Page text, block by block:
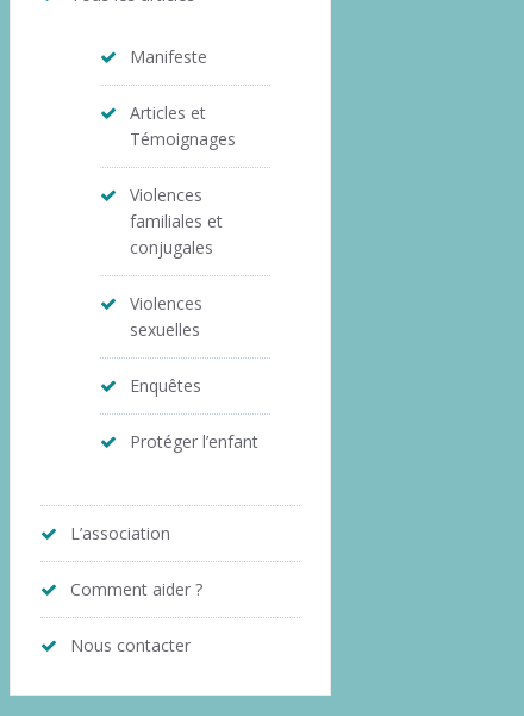
Manifeste
Articles et
Témoignages
Violences
familiales et
conjugales
Violences
sexuelles
Enquêtes
Protéger l’enfant
L’association
Comment aider ?
Nous contacter